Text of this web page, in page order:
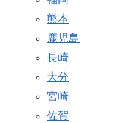
熊本
鹿児島
長崎
大分
宮崎
佐賀